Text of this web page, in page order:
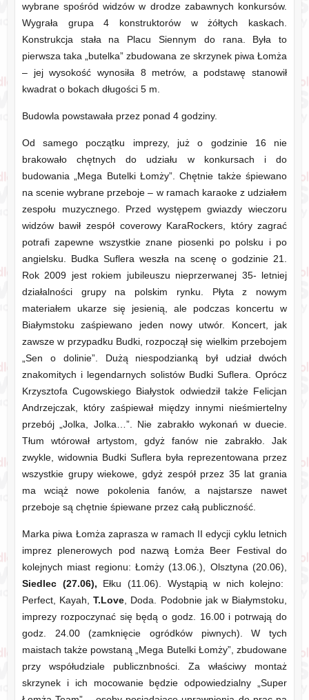
wybrane spośród widzów w drodze zabawnych konkursów.
Wygrała grupa 4 konstruktorów w żółtych kaskach.
Konstrukcja stała na Placu Siennym do rana. Była to
pierwsza taka „butelka” zbudowana ze skrzynek piwa Łomża
– jej wysokość wynosiła 8 metrów, a podstawę stanowił
kwadrat o bokach długości 5 m.
Budowla powstawała przez ponad 4 godziny.
Od samego początku imprezy, już o godzinie 16 nie
brakowało chętnych do udziału w konkursach i do
budowania „Mega Butelki Łomży”. Chętnie także śpiewano
na scenie wybrane przeboje – w ramach karaoke z udziałem
zespołu muzycznego. Przed występem gwiazdy wieczoru
widzów bawił zespół coverowy KaraRockers, który zagrać
potrafi zapewne wszystkie znane piosenki po polsku i po
angielsku. Budka Suflera weszła na scenę o godzinie 21.
Rok 2009 jest rokiem jubileuszu nieprzerwanej 35- letniej
działalności grupy na polskim rynku. Płyta z nowym
materiałem ukarze się jesienią, ale podczas koncertu w
Białymstoku zaśpiewano jeden nowy utwór. Koncert, jak
zawsze w przypadku Budki, rozpoczął się wielkim przebojem
„Sen o dolinie”. Dużą niespodzianką był udział dwóch
znakomitych i legendarnych solistów Budki Suflera. Oprócz
Krzysztofa Cugowskiego Białystok odwiedził także Felicjan
Andrzejczak, który zaśpiewał między innymi nieśmiertelny
przebój „Jolka, Jolka…”. Nie zabrakło wykonań w duecie.
Tłum wtórował artystom, gdyż fanów nie zabrakło. Jak
zwykle, widownia Budki Suflera była reprezentowana przez
wszystkie grupy wiekowe, gdyż zespół przez 35 lat grania
ma wciąż nowe pokolenia fanów, a najstarsze nawet
przeboje są chętnie śpiewane przez całą publiczność.
Marka piwa Łomża zaprasza w ramach II edycji cyklu letnich
imprez plenerowych pod nazwą Łomża Beer Festival do
kolejnych miast regionu: Łomży (13.06.), Olsztyna (20.06),
Siedlec (27.06), Ełku (11.06). Wystąpią w nich kolejno:
Perfect, Kayah,T.Love, Doda. Podobnie jak w Białymstoku,
imprezy rozpoczynać się będą o godz. 16.00 i potrwają do
godz. 24.00 (zamknięcie ogródków piwnych). W tych
maistach także powstaną „Mega Butelki Łomży”, zbudowane
przy współudziale publicznbności. Za właściwy montaż
skrzynek i ich mocowanie będzie odpowiedzialny „Super